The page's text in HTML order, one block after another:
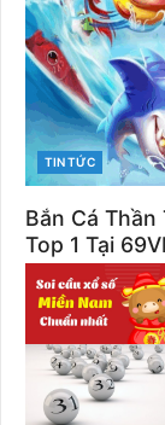
CATEGORIES
TIN TỨC
Bắn Cá Thần
Top 1 Tại